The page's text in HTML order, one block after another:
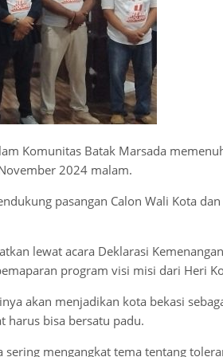
Komunitas Batak Marsada
2024 malam.
pasangan Calon Wali Kota
lewat acara Deklarasi
program visi misi dari Heri
akan menjadikan kota bekasi
harus bisa bersatu padu.
sering mengangkat tema tentang